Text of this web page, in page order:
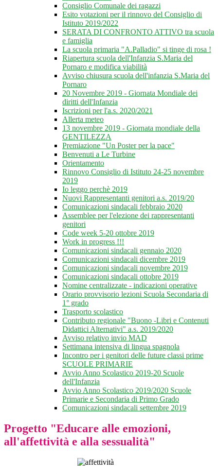
Consiglio Comunale dei ragazzi
Esito votazioni per il rinnovo del Consiglio di
Istituto 2019/2022
SERATA DI CONFRONTO ATTIVO tra scuola
e famiglia
La scuola primaria "A.Palladio" si tinge di rosa !
Riapertura scuola dell'Infanzia S.Maria del
Pornaro e modifica viabilità
Avviso chiusura scuola dell'infanzia S.Maria del
Pornaro
20 Novembre 2019 - Giornata Mondiale dei
diritti dell'Infanzia
Iscrizioni per l'a.s. 2020/2021
Allerta meteo
13 novembre 2019 - Giornata mondiale della
GENTILEZZA
Premiazione "Un Poster per la pace"
Benvenuti a Le Turbine
Orientamento
Rinnovo Consiglio di Istituto 24-25 novembre
2019
Io leggo perchè 2019
Nuovi Rappresentanti genitori a.s. 2019/20
Comunicazioni sindacali febbraio 2020
Assemblee per l'elezione dei rappresentanti
genitori
Code week 5-20 ottobre 2019
Work in progress !!!
Comunicazioni sindacali gennaio 2020
Comunicazioni sindacali dicembre 2019
Comunicazioni sindacali novembre 2019
Comunicazioni sindacali ottobre 2019
Nomine centralizzate - indicazioni operative
Orario provvisorio lezioni Scuola Secondaria di
1° grado
Trasporto scolastico
Contributo regionale "Buono -Libri e Contenuti
Didattici Alternativi" a.s. 2019/2020
Avviso relativo invio MAD
Settimana intensiva di lingua spagnola
Incontro per i genitori delle future classi prime
SCUOLE PRIMARIE
Avvio Anno Scolastico 2019-20 Scuole
dell'Infanzia
Avvio Anno Scolastico 2019/2020 Scuole
Primarie e Secondaria di Primo Grado
Comunicazioni sindacali settembre 2019
Progetto "Educare alle emozioni,
all'affettività e alla sessualità"